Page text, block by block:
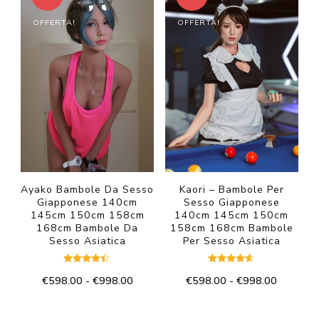
varianti.
Le
opzioni
possono
essere
scelte
nella
pagina
del
prodotto
€998.00
più
varianti.
Le
opzioni
possono
essere
scelte
nella
pagina
del
prodotto
OFFERTA!
Ayako Bambole Da Sesso
Giapponese 140cm
145cm 150cm 158cm
168cm Bambole Da
Sesso Asiatica
4.33
€598.00 - €998.00Fascia
OFFERTA!
Kaori – Bambole Per
Sesso Giapponese
140cm 145cm 150cm
158cm 168cm Bambole
Per Sesso Asiatica
4.50
€598.00 - €998.00